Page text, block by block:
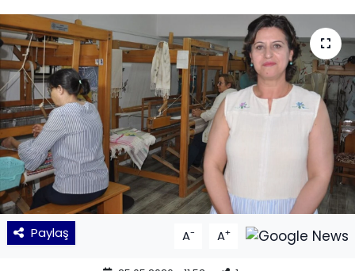
Paylaş A- A+
GÜNCEL
KÜLTÜR SANAT
MAGAZİN
POLİTİKA
SAĞLIK
Siyaset